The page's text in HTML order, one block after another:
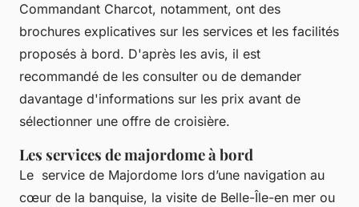
Commandant Charcot, notamment, ont des
brochures explicatives sur les services et les facilités
proposés à bord. D'après les avis, il est
recommandé de les consulter ou de demander
davantage d'informations sur les prix avant de
sélectionner une offre de croisière.
Les services de majordome à bord
Le service de Majordome lors d’une navigation au
cœur de la banquise, la visite de Belle-Île-en mer ou